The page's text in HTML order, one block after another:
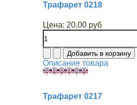
Трафарет 0218
Цена: 20,00 руб
Описание товара
Трафарет 0217